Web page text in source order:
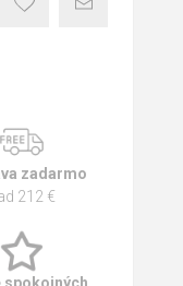
zadarmo
212 €